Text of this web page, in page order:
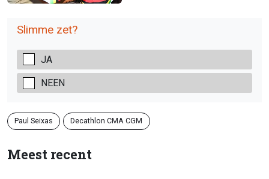
Slimme zet?
JA
NEEN
Paul Seixas Decathlon CMA CGM
Meest recent